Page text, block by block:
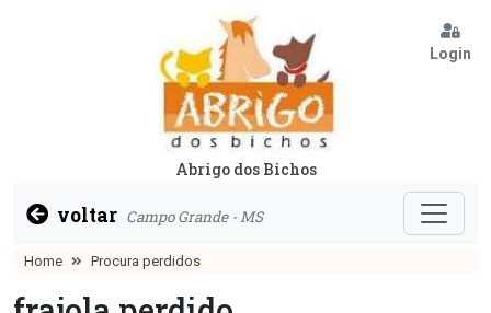
Login
Abrigo dos Bichos
voltar Campo Grande - MS
Home Procura perdidos